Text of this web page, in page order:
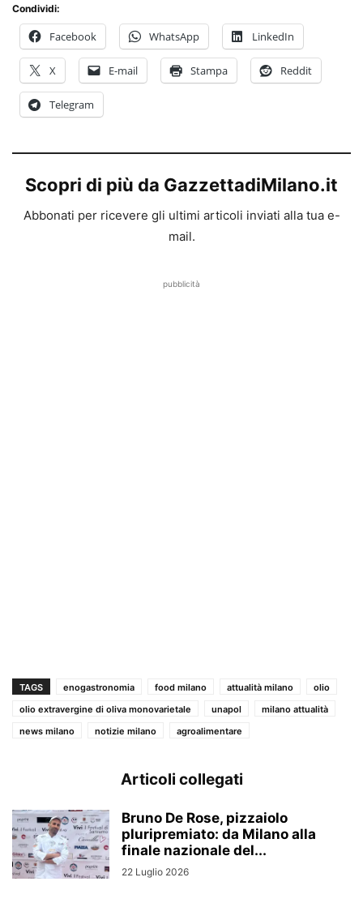
Condividi:
Facebook WhatsApp LinkedIn
X E-mail Stampa Reddit
Telegram
Scopri di più da GazzettadiMilano.it
Abbonati per ricevere gli ultimi articoli inviati alla tua e-
mail.
pubblicità
TAGS enogastronomia food milano attualità milano
olio
olio extravergine di oliva monovarietale
unapol
milano attualità
news milano
notizie milano agroalimentare
Articoli collegati
Bruno De Rose, pizzaiolo
pluripremiato: da Milano alla
finale nazionale del...
22 Luglio 2026